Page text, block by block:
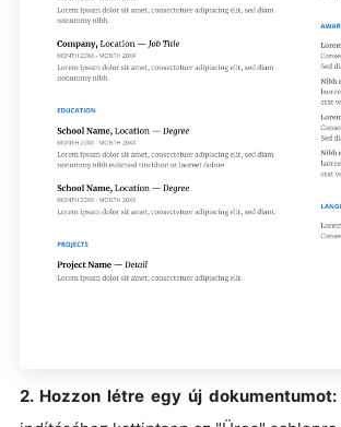
2. Hozzon létre egy új dokumentumot: